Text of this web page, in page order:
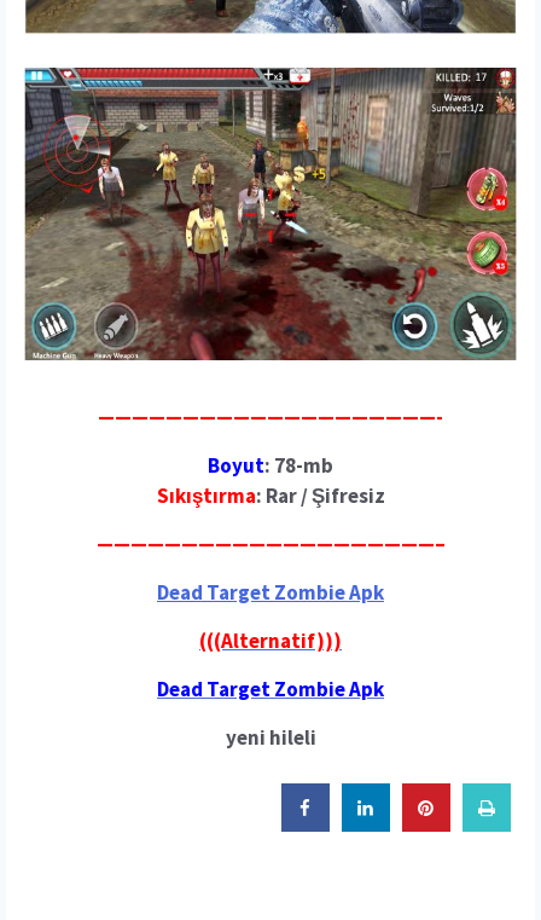
————————————————————-
Boyut: 78-mb
Sıkıştırma: Rar / Şifresiz
————————————————————–
Dead Target Zombie Apk
(((Alternatif)))
Dead Target Zombie Apk
yeni hileli